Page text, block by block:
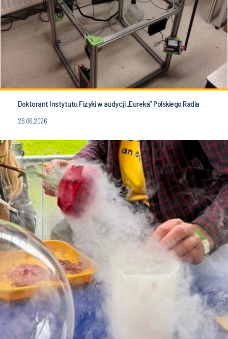
Doktorant Instytutu Fizyki w audycji „Eureka” Polskiego Radia
26.06.2026